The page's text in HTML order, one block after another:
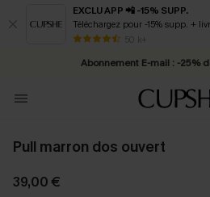
EXCLU APP 📲 -15% SUPP.
Téléchargez pour -15% supp. +
50 k+
* Livraison éclair 2-3
Abonnement E-mail : -25%
Pull marron dos ouvert
39,00 €